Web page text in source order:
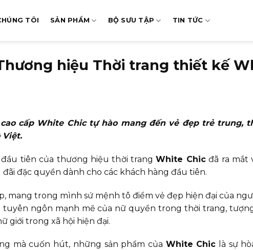
TÔI SẢN PHẨM BỘ SƯU TẬP TIN TỨC
hiệu Thời trang thiết kế
cấp White Chic tự hào mang đến vẻ đẹp trẻ trung,
Việt.
đầu tiên của thương hiệu thời trangWhite Chicđã ra mắt
đặc quyền dành cho các khách hàng đầu tiên.
mang trong mình sứ mệnh tô điểm vẻ đẹp hiện đại của
ngôn mạnh mẽ của nữ quyền trong thời trang,
giới trong xã hội hiện đại.
mà cuốn hút, những sản phẩm của White Chic là sự